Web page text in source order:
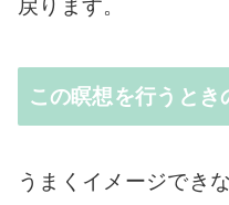
戻ります。
この瞑想を行うとき
うまくイメージでき